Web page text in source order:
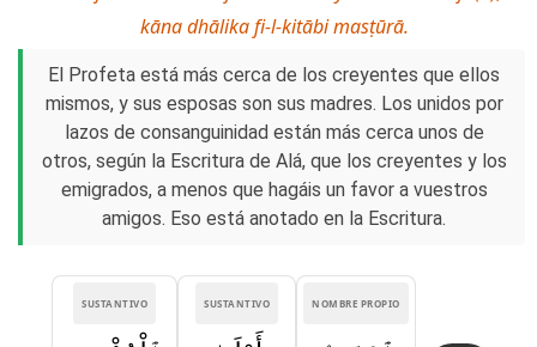
kāna dhālika fi-l-kitābi masṭūrā.
El Profeta está más cerca de los creyentes que ellos
mismos, y sus esposas son sus madres. Los unidos por
lazos de consanguinidad están más cerca unos de
otros, según la Escritura de Alá, que los creyentes y los
emigrados, a menos que hagáis un favor a vuestros
amigos. Eso está anotado en la Escritura.
NOMBRE PROPIO
SUSTANTIVO
SUSTANTIVO